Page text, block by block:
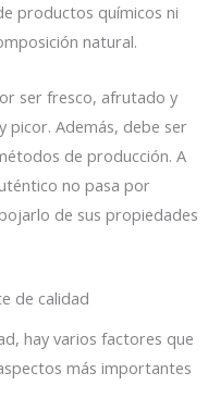
productos químicos ni
natural.
ser fresco, afrutado y
picor. Además, debe ser
de producción. A
no pasa por
de sus propiedades
de calidad
hay varios factores que
más importantes